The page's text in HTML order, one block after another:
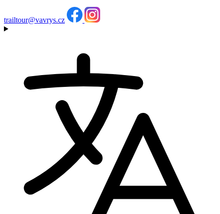
trailtour@vavrys.cz